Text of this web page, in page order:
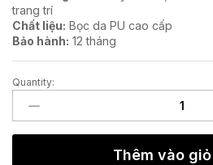
trang trí
Chất liệu: Bọc da PU cao cấp
Bảo hành: 12 tháng
Ghế
giám
đốc
cao
Quantity:
Thêm vào